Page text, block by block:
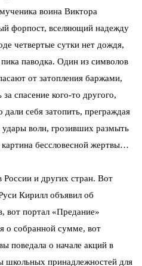
воина Виктора
форпост, вселяющий надежду
четвертые сутки нет дождя,
паводка. Один из символов
от затопления баржами,
спасение кого-то другого,
себя затопить, преграждая
волн, грозивших размыть
картина бессловесной жертвы…
и других стран. Вот
Кирилл объявил об
вот портал «Предание»
о собранной сумме, вот
поведала о начале акций в
школьных принадлежностей для